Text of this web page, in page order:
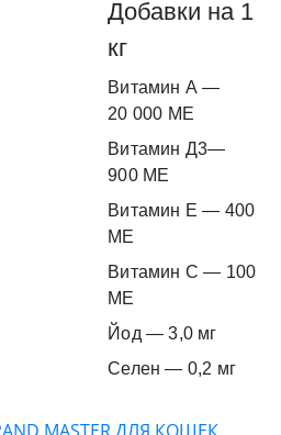
Добавки на 1
кг
Витамин А —
20 000 МЕ
Витамин Д3—
900 МЕ
Витамин E — 400
МЕ
Витамин C — 100
МЕ
Йод — 3,0 мг
Селен — 0,2 мг